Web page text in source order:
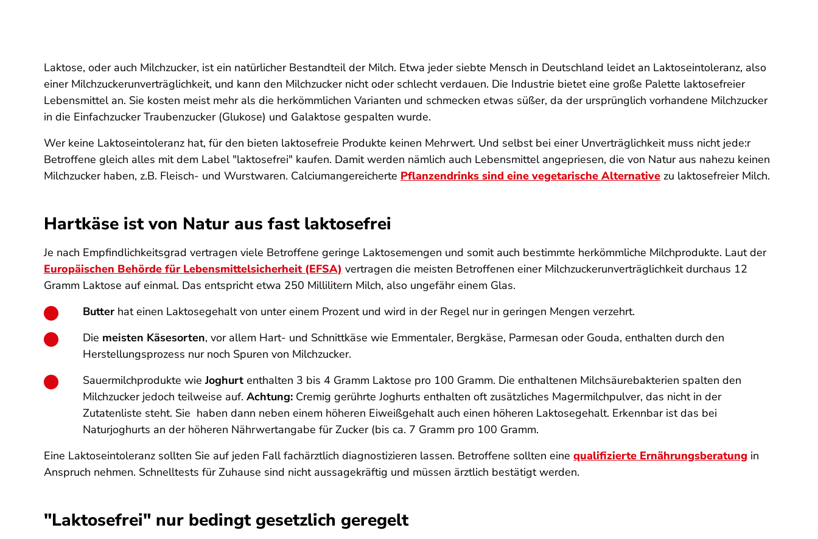
Laktose, oder auch Milchzucker, ist ein natürlicher Bestandteil der Milch. Etwa jeder siebte Mensch in Deutschland leidet an Laktoseintoleranz, also
einer Milchzuckerunverträglichkeit, und kann den Milchzucker nicht oder schlecht verdauen. Die Industrie bietet eine große Palette laktosefreier
Lebensmittel an. Sie kosten meist mehr als die herkömmlichen Varianten und schmecken etwas süßer, da der ursprünglich vorhandene Milchzucker
in die Einfachzucker Traubenzucker (Glukose) und Galaktose gespalten wurde.
Wer keine Laktoseintoleranz hat, für den bieten laktosefreie Produkte keinen Mehrwert. Und selbst bei einer Unverträglichkeit muss nicht jede:r
Betroffene gleich alles mit dem Label "laktosefrei" kaufen. Damit werden nämlich auch Lebensmittel angepriesen, die von Natur aus nahezu keinen
Milchzucker haben, z.B. Fleisch- und Wurstwaren. Calciumangereicherte Pflanzendrinks sind eine vegetarische Alternative zu laktosefreier Milch.
Hartkäse ist von Natur aus fast laktosefrei
Je nach Empfindlichkeitsgrad vertragen viele Betroffene geringe Laktosemengen und somit auch bestimmte herkömmliche Milchprodukte. Laut der
Europäischen Behörde für Lebensmittelsicherheit (EFSA) vertragen die meisten Betroffenen einer Milchzuckerunverträglichkeit durchaus 12
Gramm Laktose auf einmal. Das entspricht etwa 250 Millilitern Milch, also ungefähr einem Glas.
Butter hat einen Laktosegehalt von unter einem Prozent und wird in der Regel nur in geringen Mengen verzehrt.
Die meisten Käsesorten, vor allem Hart- und Schnittkäse wie Emmentaler, Bergkäse, Parmesan oder Gouda, enthalten durch den
Herstellungsprozess nur noch Spuren von Milchzucker.
Sauermilchprodukte wieJoghurt enthalten 3 bis 4 Gramm Laktose pro 100 Gramm. Die enthaltenen Milchsäurebakterien spalten den
Milchzucker jedoch teilweise auf. Achtung: Cremig gerührte Joghurts enthalten oft zusätzliches Magermilchpulver, das nicht in der
Zutatenliste steht. Sie haben dann neben einem höheren Eiweißgehalt auch einen höheren Laktosegehalt. Erkennbar ist das bei
Naturjoghurts an der höheren Nährwertangabe für Zucker (bis ca. 7 Gramm pro 100 Gramm.
Eine Laktoseintoleranz sollten Sie auf jeden Fall fachärztlich diagnostizieren lassen. Betroffene sollten eine qualifizierte Ernährungsberatung in
Anspruch nehmen. Schnelltests für Zuhause sind nicht aussagekräftig und müssen ärztlich bestätigt werden.
"Laktosefrei" nur bedingt gesetzlich geregelt